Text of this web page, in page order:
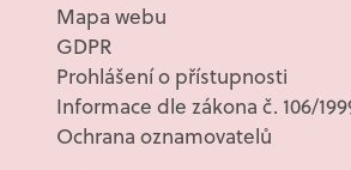
Mapa webu
GDPR
Prohlášení o přístupnosti
Informace dle zákona č. 106/
Ochrana oznamovatelů